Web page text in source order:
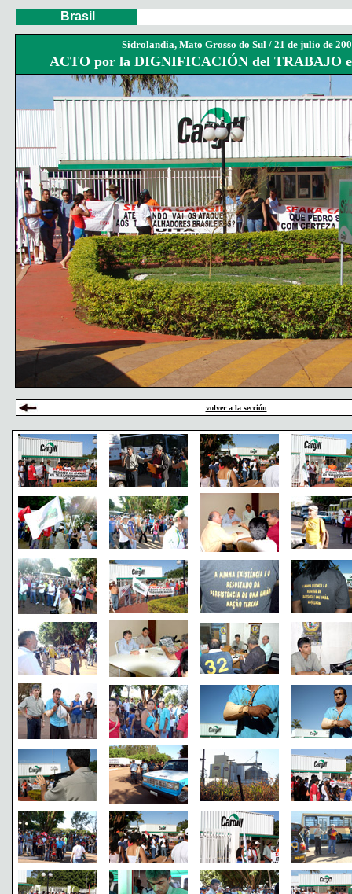
Brasil
Sidrolandia, Mato Grosso do Sul / 21 de julio de
ACTO por la DIGNIFICACIÓN del TRABAJO
volver a la sección